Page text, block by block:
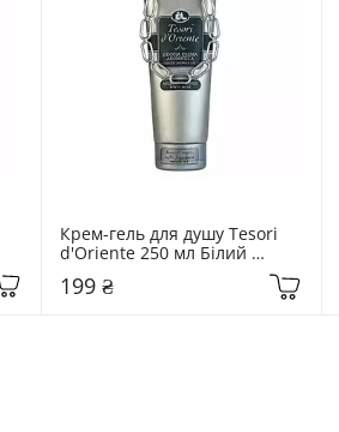
Крем-гель для душу Tesori
d'Oriente 250 мл Білий
199 ₴